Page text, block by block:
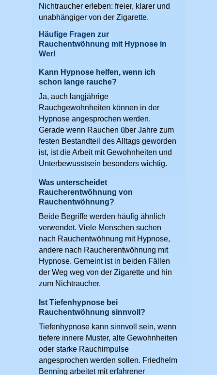
Nichtraucher erleben: freier, klarer und
unabhängiger von der Zigarette.
Häufige Fragen zur
Rauchentwöhnung mit Hypnose in
Werl
Kann Hypnose helfen, wenn ich
schon lange rauche?
Ja, auch langjährige
Rauchgewohnheiten können in der
Hypnose angesprochen werden.
Gerade wenn Rauchen über Jahre zum
festen Bestandteil des Alltags geworden
ist, ist die Arbeit mit Gewohnheiten und
Unterbewusstsein besonders wichtig.
Was unterscheidet
Raucherentwöhnung von
Rauchentwöhnung?
Beide Begriffe werden häufig ähnlich
verwendet. Viele Menschen suchen
nach Rauchentwöhnung mit Hypnose,
andere nach Raucherentwöhnung mit
Hypnose. Gemeint ist in beiden Fällen
der Weg weg von der Zigarette und hin
zum Nichtraucher.
Ist Tiefenhypnose bei
Rauchentwöhnung sinnvoll?
Tiefenhypnose kann sinnvoll sein, wenn
tiefere innere Muster, alte Gewohnheiten
oder starke Rauchimpulse
angesprochen werden sollen. Friedhelm
Benning arbeitet mit erfahrener